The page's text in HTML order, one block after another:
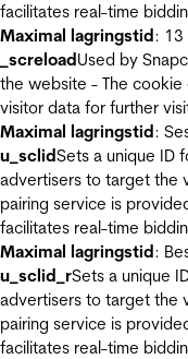
facilitates real-time
Maximal lagringstid: 13
_screloadUsed by
the website - The
visitor data for further
Maximal lagringstid:
u_sclidSets a unique ID
advertisers to target the
pairing service is
facilitates real-time
Maximal lagringstid:
u_sclid_rSets a unique
advertisers to target the
pairing service is
facilitates real-time